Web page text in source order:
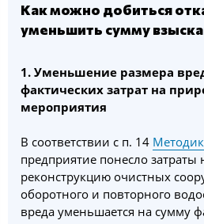
Как можно добиться
уменьшить сумму
1. Уменьшение размера
фактических затрат на
мероприятия
В соответствии с п. 14
предприятие понесло затраты
реконструкцию очистных
оборотного и повторного
вреда уменьшается на сумму